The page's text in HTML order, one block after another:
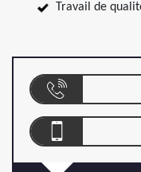
Travail de